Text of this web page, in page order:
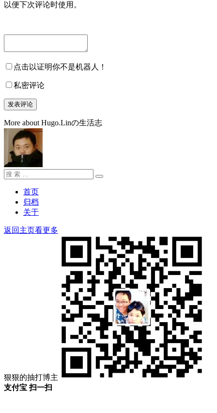
以便下次评论时使用。
点击以证明你不是机器人！
私密评论
More about Hugo.Linの生活志
搜
搜
首页
归档
关于
返回主页看更多
狠狠的抽打博主
支付宝 扫一扫